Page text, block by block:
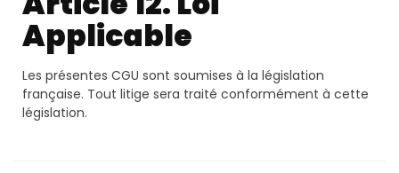
Applicable
Les présentes CGU sont soumises à la législation
française. Tout litige sera traité conformément à cette
législation.